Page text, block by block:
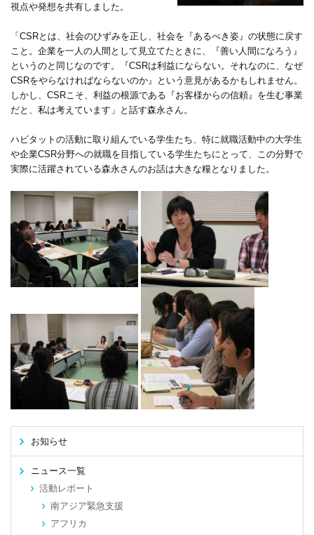
視点や発想を共有しました。
「CSRとは、社会のひずみを正し、社会を『あるべき姿』の状態に戻す
こと。企業を一人の人間として見立てたときに、『善い人間になろう』
というのと同じなのです。『CSRは利益にならない。それなのに、なぜ
CSRをやらなければならないのか』という意見があるかもしれません。
しかし、CSRこそ、利益の根源である『お客様からの信頼』を生む事業
だと、私は考えています」と話す森永さん。
ハビタットの活動に取り組んでいる学生たち、特に就職活動中の大学生
や企業CSR分野への就職を目指している学生たちにとって、この分野で
実際に活躍されている森永さんのお話は大きな糧となりました。
お知らせ
ニュース一覧
活動レポート
南アジア緊急支援
アフリカ